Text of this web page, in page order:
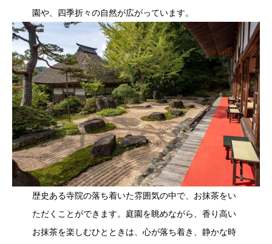
園や、四季折々の自然が広がっています。
歴史ある寺院の落ち着いた雰囲気の中で、お抹茶をい
ただくことができます。庭園を眺めながら、香り高い
お抹茶を楽しむひとときは、心が落ち着き、静かな時